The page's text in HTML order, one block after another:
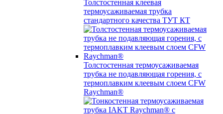
Толстостенная клеевая
термоусаживаемая трубка
стандартного качества ТУТ КТ
Толстостенная термоусаживаемая
трубка не подавляющая горения, с
термоплавким клеевым слоем CFW
Raychman®